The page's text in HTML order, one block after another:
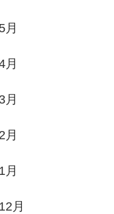
月
月
月
月
月
月